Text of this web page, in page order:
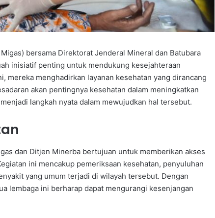
bersama Direktorat Jenderal Mineral dan Batubara
inisiatif penting untuk mendukung kesejahteraan
mereka menghadirkan layanan kesehatan yang dirancang
akan pentingnya kesehatan dalam meningkatkan
langkah nyata dalam mewujudkan hal tersebut.
dan Ditjen Minerba bertujuan untuk memberikan akses
ini mencakup pemeriksaan kesehatan, penyuluhan
yang umum terjadi di wilayah tersebut. Dengan
lembaga ini berharap dapat mengurangi kesenjangan